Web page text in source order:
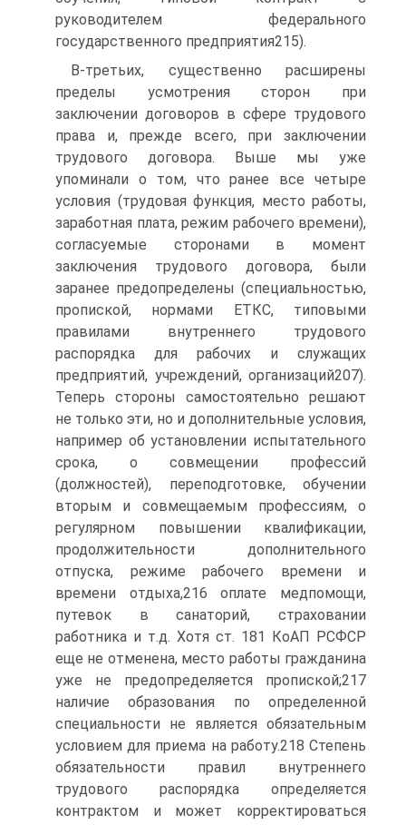
руководителем федерального
государственного предприятия215).
В-третьих, существенно расширены
пределы усмотрения сторон при
заключении договоров в сфере трудового
права и, прежде всего, при заключении
трудового договора. Выше мы уже
упоминали о том, что ранее все четыре
условия (трудовая функция, место работы,
заработная плата, режим рабочего времени),
согласуемые сторонами в момент
заключения трудового договора, были
заранее предопределены (специальностью,
пропиской, нормами ЕТКС, типовыми
правилами внутреннего трудового
распорядка для рабочих и служащих
предприятий, учреждений, организаций207).
Теперь стороны самостоятельно решают
не только эти, но и дополнительные условия,
например об установлении испытательного
срока, о совмещении профессий
(должностей), переподготовке, обучении
вторым и совмещаемым профессиям, о
регулярном повышении квалификации,
продолжительности дополнительного
отпуска, режиме рабочего времени и
времени отдыха,216 оплате медпомощи,
путевок в санаторий, страховании
работника и т.д. Хотя ст. 181 КоАП РСФСР
еще не отменена, место работы гражданина
уже не предопределяется пропиской;217
наличие образования по определенной
специальности не является обязательным
условием для приема на работу.218 Степень
обязательности правил внутреннего
трудового распорядка определяется
контрактом и может корректироваться